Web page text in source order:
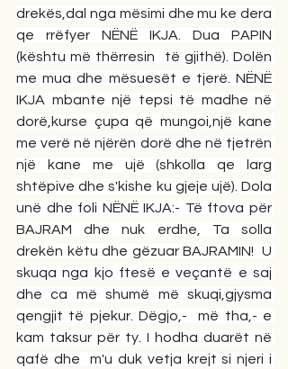
drekës,dal nga mësimi dhe mu ke dera
qe rrëfyer NËNË IKJA. Dua PAPIN
(kështu më thërresin  të gjithë). Dolën
me mua dhe mësuesët e tjerë. NËNË
IKJA mbante një tepsi të madhe në
dorë,kurse çupa që mungoi,një kane
me verë në njërën dorë dhe në tjetrën
një kane me ujë (shkolla qe larg
shtëpive dhe s'kishe ku gjeje ujë). Dola
unë dhe foli NËNË IKJA:- Të ftova për
BAJRAM dhe nuk erdhe, Ta solla
drekën këtu dhe gëzuar BAJRAMIN!  U
skuqa nga kjo ftesë e veçantë e saj
dhe ca më shumë më skuqi,gjysma
qengjit të pjekur. Dëgjo,-  më tha,- e
kam taksur për ty. I hodha duarët në
qafë dhe  m'u duk vetja krejt si njeri i